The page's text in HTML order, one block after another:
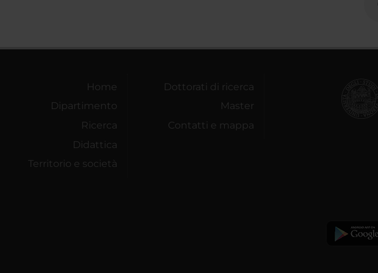
Home
Dipartimento
Ricerca
Didattica
Territorio e società
Dottorati di ricerca
Master
Contatti e mappa